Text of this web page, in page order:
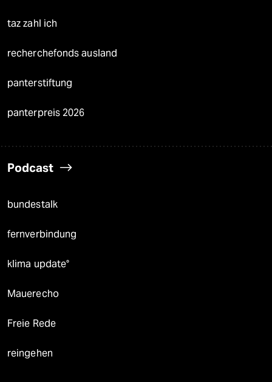
taz zahl ich
recherchefonds ausland
panterstiftung
panterpreis 2026
Podcast
bundestalk
fernverbindung
klima update°
Mauerecho
Freie Rede
reingehen